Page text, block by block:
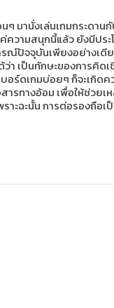
านั่งเล่นเกมกระดาน
วามสนุกนี้แล้ว ยังมีปร
ณ์ปัจจุบันเพียงอย่างเ
เป็นทักษะของการคิด
อร์ดเกมบ่อยๆ ก็จะเกิด
รทางอ้อม เพื่อให้ช่วย
าะฉะนั้น การต่อรองถือ